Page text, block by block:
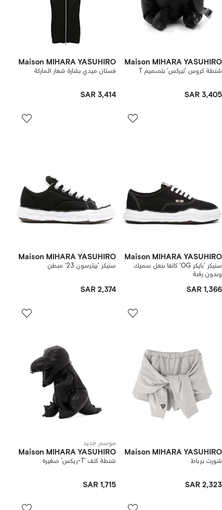
Maison MIHARA YASUHIRO
شنطة كروس 'تيركس' بتصميم T
SAR 3,405
Maison MIHARA YASUHIRO
فستان ميدي بشارة شعار الماركة
SAR 3,414
Maison MIHARA YASUHIRO
سنيكر 'بايكر OG' كانفا بنعل سميك
وبدون رقبة
SAR 1,366
Maison MIHARA YASUHIRO
سنيكر 'بيترسون 23' مبطن
SAR 2,374
Maison MIHARA YASUHIRO
شورت برباط
SAR 2,323
موسم جديد
Maison MIHARA YASUHIRO
شنطة كتف 'T-ريكس' صغيرة
SAR 1,715